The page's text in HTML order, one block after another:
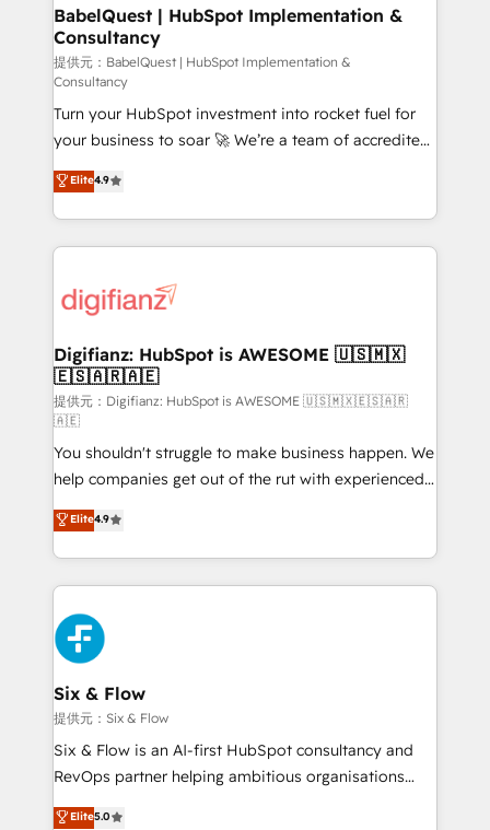
operations A little about us: • Boutique 'Elite' team of
12 • 150+ clients across Sales Hub, Marketing Hub,
Service Hub, Data Hub and CMS • ISO/IEC
27001:2022, ISO 9001:2015, and ISO 42001:2023
certified - the AI management standard • GuardHub:
our AI governance framework, built on ISO 42001
Ready for the next step? Click the 👈 '𝗖𝗼𝗻𝘁𝗮𝗰𝘁
𝗯𝘂𝘀𝗶𝗻𝗲𝘀𝘀' button to get in touch (𝘸𝘦'𝘳𝘦 𝘴𝘶𝘱𝘦𝘳
𝘳𝘦𝘴𝘱𝘰𝘯𝘴𝘪𝘷𝘦)
BabelQuest | HubSpot Implementation &
Consultancy
提供元：BabelQuest | HubSpot Implementation &
Consultancy
Turn your HubSpot investment into rocket fuel for
your business to soar 🚀 We’re a team of accredited
HubSpot experts ready to help you. We can
implement the platform into complex business
environments, optimise what you've got and make
sure you can actually use it, build your website in
for you and execute it on HubSpot. We are on the
framework, meaning we've been accredited by
HubSpot and vetted by the CCS, which means we
can support public sector companies as well the
other ones listed in our profile. Our services: -
HubSpot implementation - HubSpot CMS website
build We can do lots of things. But everything we do
is there for you to: - Grow revenue, and run your
business more efficiently - Build stronger
relationships with customers - Make better
decisions with data - Find a new voice and reach
more people - Get the most out of your HubSpot
investment
Elite4.9
Digifianz: HubSpot is AWESOME 🇺🇸🇲🇽
🇪🇸🇦🇷🇦🇪
提供元：Digifianz: HubSpot is AWESOME 🇺🇸🇲🇽🇪🇸🇦🇷
🇦🇪
You shouldn't struggle to make business happen. We
help companies get out of the rut with experienced,
process-oriented teams implementing HubSpot
Marketing, Sales, Service, CMS and Operations Hub,
so selling and actually engaging with your customers
feels easy and pain-free. We are a top ranked
HubSpot Elite Partner, winner of Rookie of the Year
and Customer First Awards, 4.9/5 rating in HubSpot
Reviews and 4.9/5 rating in Clutch Reviews. Digifianz
helps the following industries: logistics & 3PL, home
improvement & construction, branding and
commercialization, real estate, health, education,
SaaS, Software Dev & IT and consulting, make the
the United States, EU, UAE, Mexico and Latin
Elite4.9
Six & Flow
提供元：Six & Flow
Six & Flow is an AI-first HubSpot consultancy and
RevOps partner helping ambitious organisations
grow with clarity, confidence, and intelligence.
Elite5.0